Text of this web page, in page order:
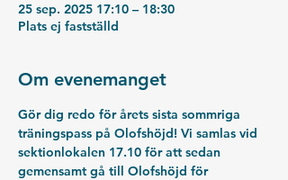
25 sep. 2025 17:10 – 18:30
Plats ej fastställd
Om evenemanget
Gör dig redo för årets sista sommriga
träningspass på Olofshöjd! Vi samlas vid
sektionlokalen 17.10 för att sedan
gemensamt gå till Olofshöjd för